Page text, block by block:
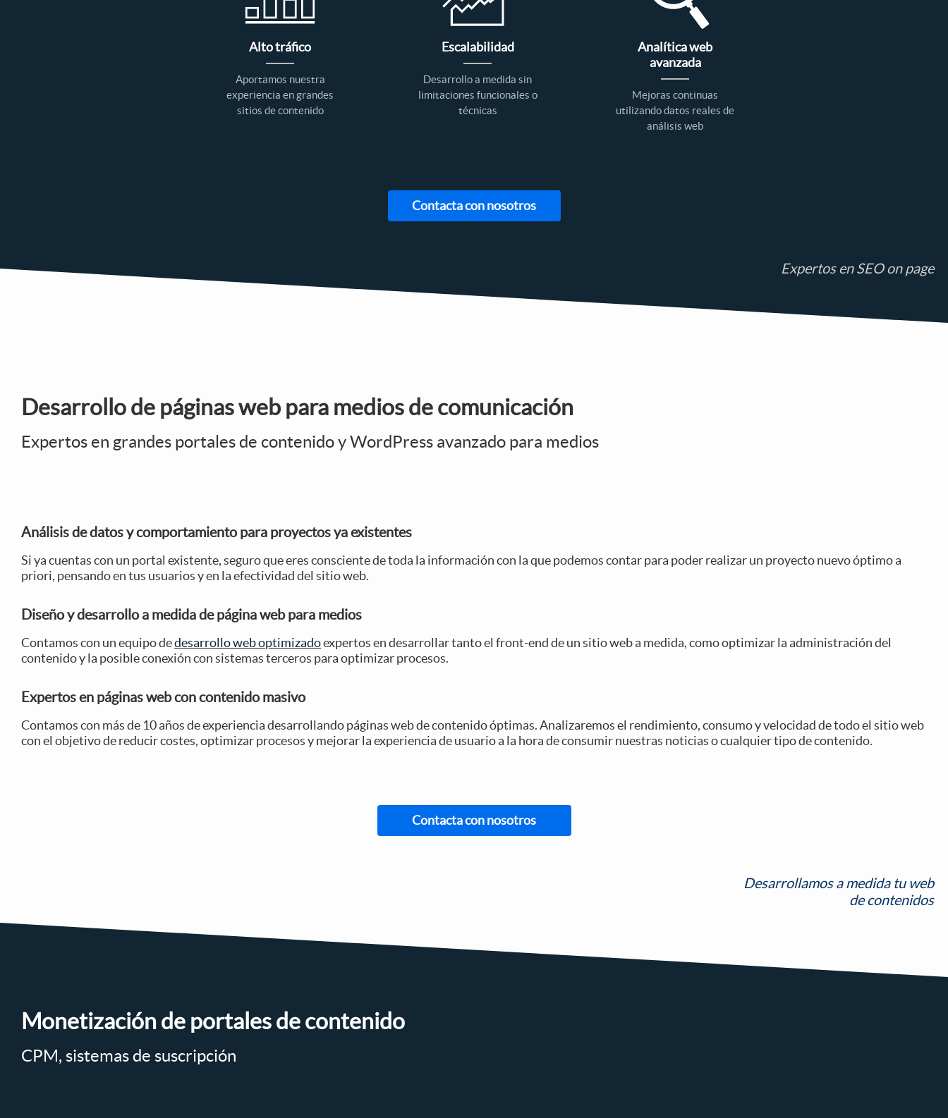
Alto tráfico
Aportamos nuestra
experiencia en grandes
sitios de contenido
Escalabilidad
Desarrollo a medida sin
limitaciones funcionales o
técnicas
Analítica web
avanzada
Mejoras continuas
utilizando datos reales de
análisis web
Contacta con nosotros
Expertos en SEO on page
Desarrollo de páginas web para medios de comunicación
Expertos en grandes portales de contenido y WordPress avanzado para medios
Análisis de datos y comportamiento para proyectos ya existentes
Si ya cuentas con un portal existente, seguro que eres consciente de toda la información con la que podemos contar para poder realizar un proyecto nuevo óptimo a
priori, pensando en tus usuarios y en la efectividad del sitio web.
Diseño y desarrollo a medida de página web para medios
Contamos con un equipo dedesarrollo web optimizadoexpertos en desarrollar tanto el front-end de un sitio web a medida, como optimizar la administración del
contenido y la posible conexión con sistemas terceros para optimizar procesos.
Expertos en páginas web con contenido masivo
Contamos con más de 10 años de experiencia desarrollando páginas web de contenido óptimas. Analizaremos el rendimiento, consumo y velocidad de todo el sitio web
con el objetivo de reducir costes, optimizar procesos y mejorar la experiencia de usuario a la hora de consumir nuestras noticias o cualquier tipo de contenido.
Contacta con nosotros
Desarrollamos a medida tu web
de contenidos
Monetización de portales de contenido
CPM, sistemas de suscripción